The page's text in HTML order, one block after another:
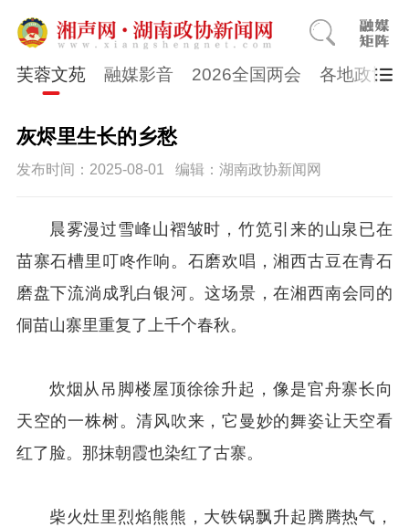
芙蓉文苑 融媒影音 2026全国两会 各地政协
灰烬里生长的乡愁
发布时间：2025-08-01 编辑：湖南政协新闻网
晨雾漫过雪峰山褶皱时，竹笕引来的山泉已在
苗寨石槽里叮咚作响。石磨欢唱，湘西古豆在青石
磨盘下流淌成乳白银河。这场景，在湘西南会同的
侗苗山寨里重复了上千个春秋。
炊烟从吊脚楼屋顶徐徐升起，像是官舟寨长向
天空的一株树。清风吹来，它曼妙的舞姿让天空看
红了脸。那抹朝霞也染红了古寨。
柴火灶里烈焰熊熊，大铁锅飘升起腾腾热气，